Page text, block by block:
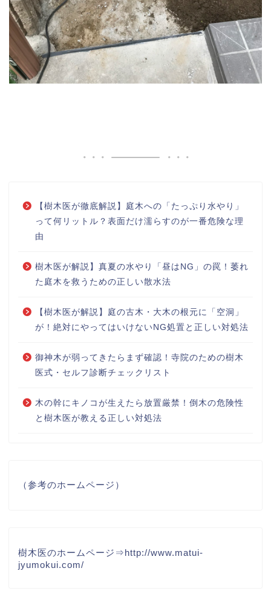
【樹木医が徹底解説】庭木への「たっぷり水やり」
って何リットル？表面だけ濡らすのが一番危険な理
由
樹木医が解説】真夏の水やり「昼はNG」の罠！萎れ
た庭木を救うための正しい散水法
【樹木医が解説】庭の古木・大木の根元に「空洞」
が！絶対にやってはいけないNG処置と正しい対処法
御神木が弱ってきたらまず確認！寺院のための樹木
医式・セルフ診断チェックリスト
木の幹にキノコが生えたら放置厳禁！倒木の危険性
と樹木医が教える正しい対処法
（参考のホームページ）
樹木医のホームページ⇒http://www.matui-
jyumokui.com/